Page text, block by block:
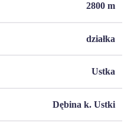
2800 m
działka
Ustka
Dębina k. Ustki